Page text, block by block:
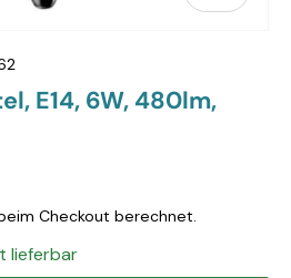
E14, 6W, 480lm,
Checkout berechnet.
lieferbar